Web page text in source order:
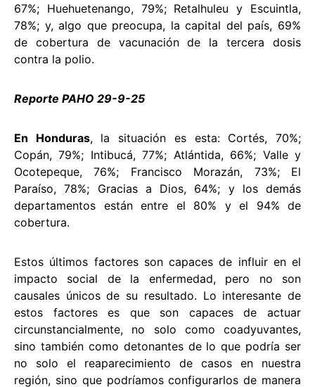
67%; Huehuetenango, 79%; Retalhuleu y Escuintla,
78%; y, algo que preocupa, la capital del país, 69%
de cobertura de vacunación de la tercera dosis
contra la polio.
Reporte PAHO 29-9-25
En Honduras, la situación es esta: Cortés, 70%;
Copán, 79%; Intibucá, 77%; Atlántida, 66%; Valle y
Ocotepeque, 76%; Francisco Morazán, 73%; El
Paraíso, 78%; Gracias a Dios, 64%; y los demás
departamentos están entre el 80% y el 94% de
cobertura.
Estos últimos factores son capaces de influir en el
impacto social de la enfermedad, pero no son
causales únicos de su resultado. Lo interesante de
estos factores es que son capaces de actuar
circunstancialmente, no solo como coadyuvantes,
sino también como detonantes de lo que podría ser
no solo el reaparecimiento de casos en nuestra
región, sino que podríamos configurarlos de manera